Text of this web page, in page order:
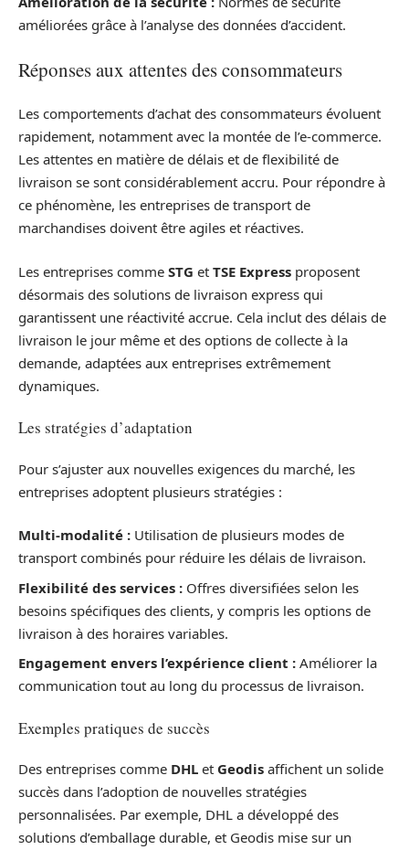
améliorées grâce à l’analyse des données d’accident.
Réponses aux attentes des consommateurs
Les comportements d’achat des consommateurs évoluent
rapidement, notamment avec la montée de l’e-commerce.
Les attentes en matière de délais et de flexibilité de
livraison se sont considérablement accru. Pour répondre à
ce phénomène, les entreprises de transport de
marchandises doivent être agiles et réactives.
Les entreprises comme STG et TSE Express proposent
désormais des solutions de livraison express qui
garantissent une réactivité accrue. Cela inclut des délais de
livraison le jour même et des options de collecte à la
demande, adaptées aux entreprises extrêmement
dynamiques.
Les stratégies d’adaptation
Pour s’ajuster aux nouvelles exigences du marché, les
entreprises adoptent plusieurs stratégies :
Multi-modalité : Utilisation de plusieurs modes de
transport combinés pour réduire les délais de livraison.
Flexibilité des services : Offres diversifiées selon les
besoins spécifiques des clients, y compris les options de
livraison à des horaires variables.
Engagement envers l’expérience client : Améliorer la
communication tout au long du processus de livraison.
Exemples pratiques de succès
Des entreprises comme DHL et Geodis affichent un solide
succès dans l’adoption de nouvelles stratégies
personnalisées. Par exemple, DHL a développé des
solutions d’emballage durable, et Geodis mise sur un